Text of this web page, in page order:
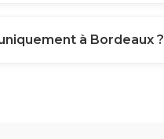
à Bordeaux ?